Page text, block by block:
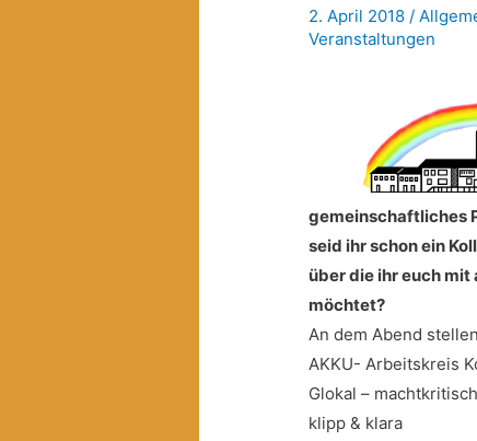
2. April 2018 /
Veranstaltungen
gemeinschaftliches
seid ihr schon ein
über die ihr euch
möchtet?
An dem Abend
AKKU- Arbeitskreis
Glokal –
klipp & klara